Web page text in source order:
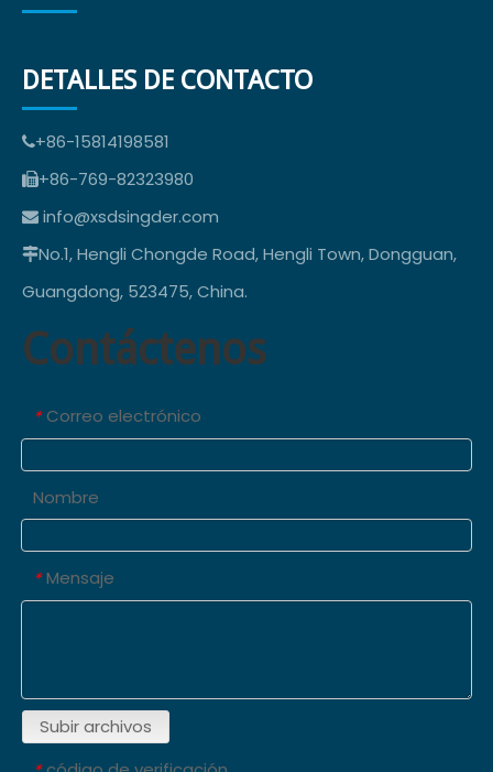
DETALLES DE CONTACTO
+86-15814198581
+86-769-82323980
 info@xsdsingder.com
No.1, Hengli Chongde Road, Hengli Town, Dongguan,
Guangdong, 523475, China.
Contáctenos
* Correo electrónico
Nombre
* Mensaje
Subir archivos